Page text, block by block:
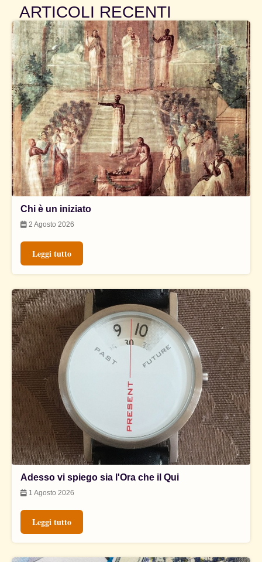
ARTICOLI RECENTI
Chi è un iniziato
2 Agosto 2026
Leggi tutto
Adesso vi spiego sia l'Ora che il Qui
1 Agosto 2026
Leggi tutto